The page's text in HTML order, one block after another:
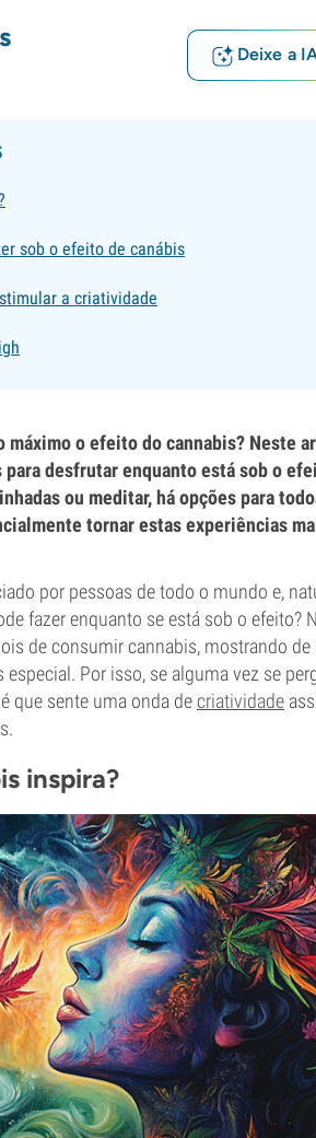
Deixe a
sob o efeito de canábis
a criatividade
máximo o efeito do cannabis? Neste
desfrutar enquanto está sob o
ou meditar, há opções para
tornar estas experiências
por pessoas de todo o mundo e,
fazer enquanto se está sob o efeito?
de consumir cannabis, mostrando
Por isso, se alguma vez se
que sente uma onda decriatividade
inspira?